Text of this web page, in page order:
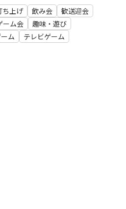
言葉を君に捧ぐよ。
ち上げ 飲み会
歓送迎会
ーム会
趣味・遊び
ム テレビゲーム